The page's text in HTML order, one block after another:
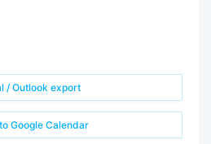
Google Calendar
/ Outlook export